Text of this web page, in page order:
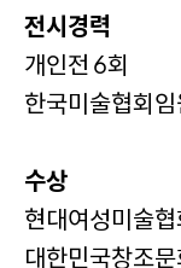
전시경력
개인전 6회
한국미술협회
수상
현대여성미술
대한민국창조